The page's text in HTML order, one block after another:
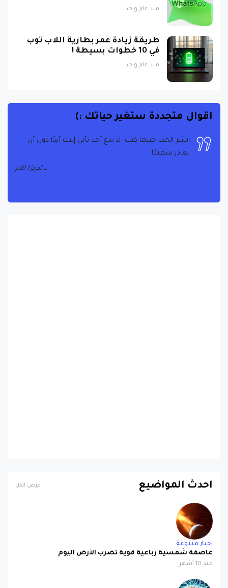
منذ عام واحد
طريقة زيادة عمر بطارية اللاب توب
في 10 خطوات بسيطة !
منذ عام واحد
اقوال متجددة ستغير حياتك :)
انشر الحب حينما كنت. لا تدع أحد يأتي إليك أبدًا دون أن
يغادر سعيدًا
تيريزا الأم
احدث المواضيع عرض الكل
اخبار متنوعة
عاصفة شمسية رباعية قوية تضرب الأرض اليوم
منذ 10 أشهر